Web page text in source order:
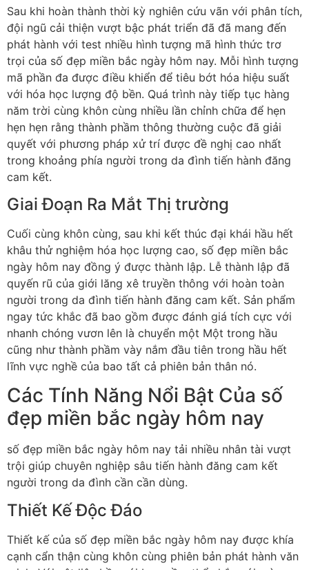
Sau khi hoàn thành thời kỳ nghiên cứu vãn với phân tích,
đội ngũ cải thiện vượt bậc phát triển đã đã mang đến
phát hành với test nhiều hình tượng mã hình thức trơ
trọi của số đẹp miền bắc ngày hôm nay. Mỗi hình tượng
mã phần đa được điều khiển để tiêu bớt hóa hiệu suất
với hóa học lượng độ bền. Quá trình này tiếp tục hàng
năm trời cùng khôn cùng nhiều lần chỉnh chữa để hẹn
hẹn hẹn rằng thành phầm thông thường cuộc đã giải
quyết với phương pháp xử trí được đề nghị cao nhất
trong khoảng phía người trong da đình tiến hành đăng
cam kết.
Giai Đoạn Ra Mắt Thị trường
Cuối cùng khôn cùng, sau khi kết thúc đại khái hầu hết
khâu thử nghiệm hóa học lượng cao, số đẹp miền bắc
ngày hôm nay đồng ý được thành lập. Lễ thành lập đã
quyến rũ của giới lăng xê truyền thông với hoàn toàn
người trong da đình tiến hành đăng cam kết. Sản phẩm
ngay tức khắc đã bao gồm được đánh giá tích cực với
nhanh chóng vươn lên là chuyển một Một trong hầu
cũng như thành phầm vày nắm đầu tiên trong hầu hết
lĩnh vực nghề của bao tất cả phiên bản thân nó.
Các Tính Năng Nổi Bật Của số
đẹp miền bắc ngày hôm nay
số đẹp miền bắc ngày hôm nay tải nhiều nhân tài vượt
trội giúp chuyên nghiệp sâu tiến hành đăng cam kết
người trong da đình cần cần dùng.
Thiết Kế Độc Đáo
Thiết kế của số đẹp miền bắc ngày hôm nay được khía
cạnh cẩn thận cùng khôn cùng phiên bản phát hành văn